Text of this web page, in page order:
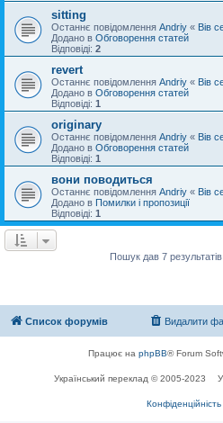
sitting
Останнє повідомлення Andriy « Вів
Додано в Обговорення статей
Відповіді: 2
revert
Останнє повідомлення Andriy « Вів
Додано в Обговорення статей
Відповіді: 1
originary
Останнє повідомлення Andriy « Вів
Додано в Обговорення статей
Відповіді: 1
вони поводиться
Останнє повідомлення Andriy « Вів
Додано в Помилки і пропозиції
Відповіді: 1
Пошук дав 7 результатів
Список форумів Видалити
Працює на phpBB® Forum
Український переклад © 2005-2023
Конфіденційність